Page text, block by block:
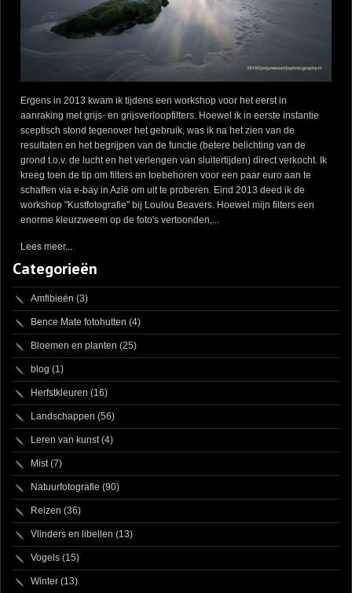
Ergens in 2013 kwam ik tijdens een workshop voor het eerst in
aanraking met grijs- en grijsverloopfilters. Hoewel ik in eerste instantie
sceptisch stond tegenover het gebruik, was ik na het zien van de
resultaten en het begrijpen van de functie (betere belichting van de
grond t.o.v. de lucht en het verlengen van sluitertijden) direct verkocht. Ik
kreeg toen de tip om filters en toebehoren voor een paar euro aan te
schaffen via e-bay in Azië om uit te proberen. Eind 2013 deed ik de
workshop "Kustfotografie" bij Loulou Beavers. Hoewel mijn filters een
enorme kleurzweem op de foto's vertoonden,...
Lees meer...
Categorieën
Amfibieën (3)
Bence Mate fotohutten (4)
Bloemen en planten (25)
blog (1)
Herfstkleuren (16)
Landschappen (56)
Leren van kunst(4)
Mist(7)
Natuurfotografie (90)
Reizen (36)
Vlinders en libellen (13)
Vogels (15)
Winter (13)